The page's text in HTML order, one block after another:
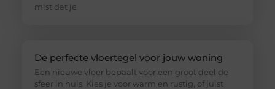
mist dat je
De perfecte vloertegel voor jouw woning
Een nieuwe vloer bepaalt voor een groot deel de
sfeer in huis. Kies je voor warm en rustig, of juist